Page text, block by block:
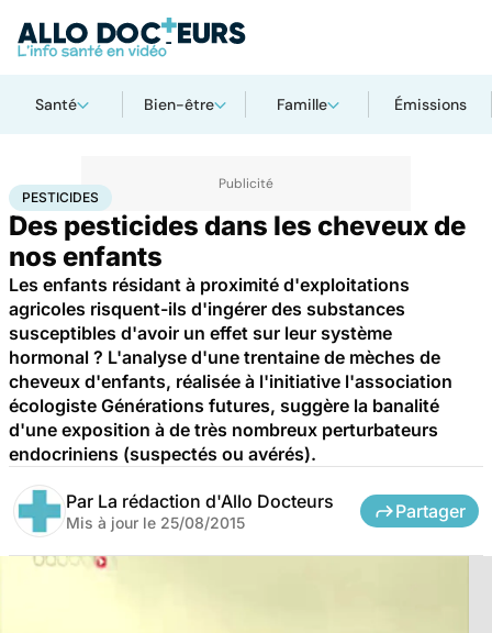
Santé Bien-être Famille Émissions
AccueilFamille Enfant
PESTICIDES
Des pesticides dans les cheveux de
nos enfants
Les enfants résidant à proximité d'exploitations
agricoles risquent-ils d'ingérer des substances
susceptibles d'avoir un effet sur leur système
hormonal ? L'analyse d'une trentaine de mèches de
cheveux d'enfants, réalisée à l'initiative l'association
écologiste Générations futures, suggère la banalité
d'une exposition à de très nombreux perturbateurs
endocriniens (suspectés ou avérés).
Par La rédaction d'Allo Docteurs
Mis à jour le 25/08/2015
Partager